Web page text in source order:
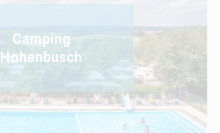
Camping
Hohenbusch